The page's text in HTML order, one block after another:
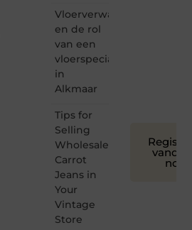
Vloerverwarming
en de rol
van een
vloerspecialist
in
Alkmaar
Tips for
Selling
Wholesale
Carrot
Jeans in
Your
Vintage
Store
nog